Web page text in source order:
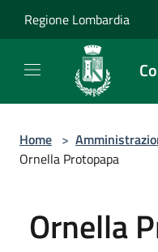
Regione Lombardia
Home >
Ornella Protopapa
Ornella